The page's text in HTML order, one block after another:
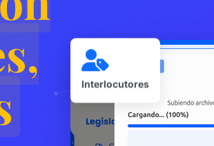
Interlocutores